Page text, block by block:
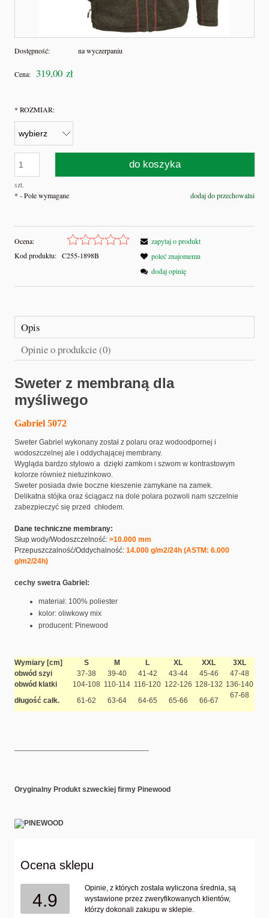
Dostępność: na wyczerpaniu
Cena: 319,00 zł
* ROZMIAR:
szt.
do koszyka
dodaj do przechowalni
* - Pole wymagane
Ocena:
Kod produktu: C255-1898B
zapytaj o produkt
poleć znajomemu
dodaj opinię
Opis
Opinie o produkcie (0)
Sweter z membraną dla
myśliwego
Gabriel 5072
Sweter Gabriel wykonany został z polaru oraz wodoodpornej i
wodoszczelnej ale i oddychającej membrany.
Wygląda bardzo stylowo a dzięki zamkom i szwom w kontrastowym
kolorze również nietuzinkowo.
Sweter posiada dwie boczne kieszenie zamykane na zamek.
Delikatna stójka oraz ściągacz na dole polara pozwoli nam szczelnie
zabezpieczyć się przed chłodem.
Dane techniczne membrany:
Słup wody/Wodoszczelność: >10.000 mm
Przepuszczalność/Oddychalność: 14.000 g/m2/24h (ASTM: 6.000
g/m2/24h)
cechy swetra Gabriel:
materiał: 100% poliester
kolor: oliwkowy mix
producent: Pinewood
Wymiary [cm] S M L XL XXL
3XL
obwód szyi
37-38 39-40 41-42 43-44 45-46
47-48
obwód klatki
104-108 110-114 116-120 122-126 128-132 136-140
długość całk.
61-62 63-64 64-65 65-66 66-67
67-68
Oryginalny Produkt szweckiej firmy Pinewood
Ocena sklepu
4.9
Opinie, z których została wyliczona średnia, są
wystawione przez zweryfikowanych klientów,
którzy dokonali zakupu w sklepie.